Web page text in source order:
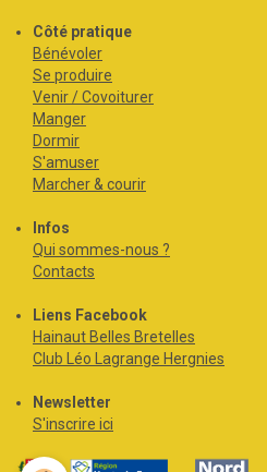
Côté pratique
Bénévoler
Se produire
Venir / Covoiturer
Manger
Dormir
S'amuser
Marcher & courir
Infos
Qui sommes-nous ?
Contacts
Liens Facebook
Hainaut Belles Bretelles
Club Léo Lagrange Hergnies
Newsletter
S'inscrire ici